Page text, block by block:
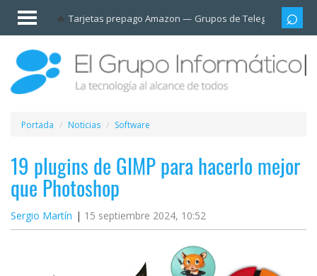
Tarjetas prepago Amazon Grupos de Telegram
Invitado
Iniciar
sesión /
Registrarse
Esenciales
Móviles
Ofertas
Apps
Portada Noticias Software
19 plugins de GIMP para hacerlo mejor
que Photoshop
Sergio Martín 15 septiembre 2024, 10:52